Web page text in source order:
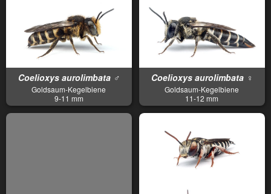
Coelioxys aurolimbata ♂
Goldsaum-Kegelbiene
9-11 mm
Coelioxys aurolimbata ♀
Goldsaum-Kegelbiene
11-12 mm